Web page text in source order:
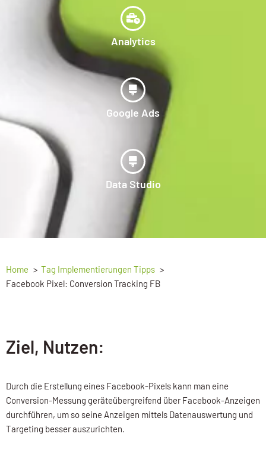
Analytics
Google Ads
Data Studio
Home
Tag Implementierungen Tipps
Facebook Pixel: Conversion Tracking FB
Ziel, Nutzen:
Durch die Erstellung eines Facebook-Pixels kann man eine
Conversion-Messung geräteübergreifend über Facebook-Anzeigen
durchführen, um so seine Anzeigen mittels Datenauswertung und
Targeting besser auszurichten.